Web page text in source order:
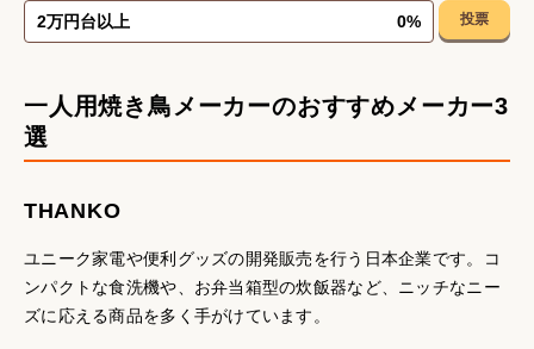
2万円台以上 0% 投票
一人用焼き鳥メーカーのおすすめメーカー3
選
THANKO
ユニーク家電や便利グッズの開発販売を行う日本企業です。コ
ンパクトな食洗機や、お弁当箱型の炊飯器など、ニッチなニー
ズに応える商品を多く手がけています。